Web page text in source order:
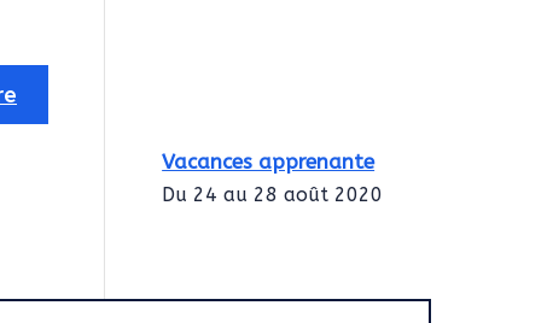
Vacances apprenante
Du 24 au 28 août 2020